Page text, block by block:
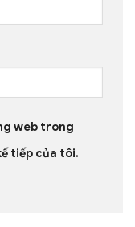
web trong
tiếp của tôi.